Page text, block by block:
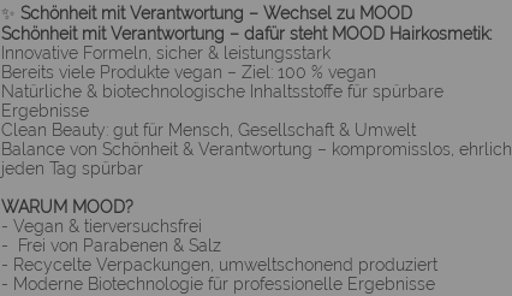
✨ Schönheit mit Verantwortung – Wechsel zu MOOD
Schönheit mit Verantwortung – dafür steht MOOD Hairkosmetik:
Innovative Formeln, sicher & leistungsstark
Bereits viele Produkte vegan – Ziel: 100 % vegan
Natürliche & biotechnologische Inhaltsstoffe für spürbare
Ergebnisse
Clean Beauty: gut für Mensch, Gesellschaft & Umwelt
Balance von Schönheit & Verantwortung – kompromisslos, ehrlich,
jeden Tag spürbar
WARUM MOOD?
- Vegan & tierversuchsfrei
- Frei von Parabenen & Salz
- Recycelte Verpackungen, umweltschonend produziert
- Moderne Biotechnologie für professionelle Ergebnisse